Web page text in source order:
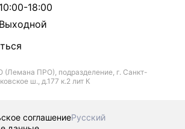
10:00-18:00
Выходной
ПРО), подразделение, г. Санкт-
ш., д.177 к.2 лит К
соглашениеРусский